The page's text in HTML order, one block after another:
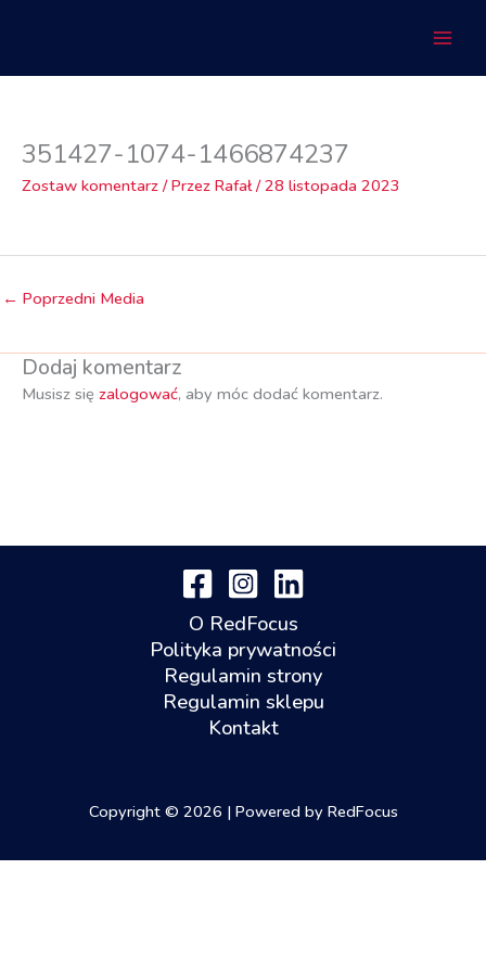
351427-1074-1466874237
Zostaw komentarz / Przez Rafał/28 listopada 2023
← Poprzedni Media
Dodaj komentarz
Musisz się zalogować, aby móc dodać komentarz.
O RedFocus
Polityka prywatności
Regulamin strony
Regulamin sklepu
Kontakt
Copyright © 2026 | Powered by RedFocus